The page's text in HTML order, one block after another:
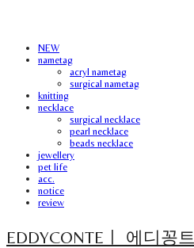
NEW
nametag
acryl nametag
surgical nametag
knitting
necklace
surgical necklace
pearl necklace
beads necklace
jewellery
pet life
acc.
notice
review
EDDYCONTEㅣ 에디꽁트